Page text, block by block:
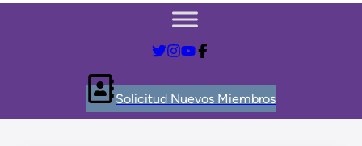
Solicitud Nuevos Miembros